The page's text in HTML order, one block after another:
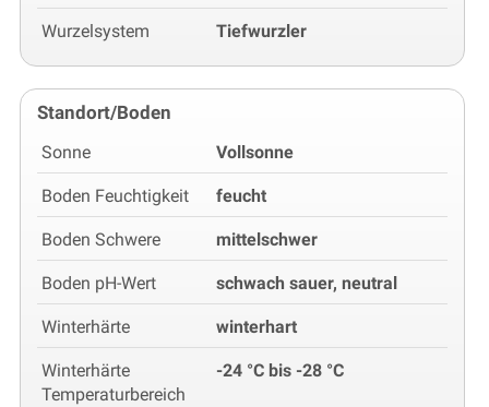
Wurzelsystem Tiefwurzler
Standort/Boden
Sonne Vollsonne
Boden Feuchtigkeit feucht
Boden Schwere mittelschwer
Boden pH-Wert schwach sauer, neutral
Winterhärte winterhart
Winterhärte
Temperaturbereich
-24 °C bis -28 °C